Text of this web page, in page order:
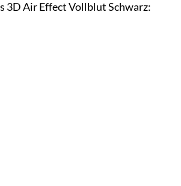
3D Air Effect Vollblut Schwarz: